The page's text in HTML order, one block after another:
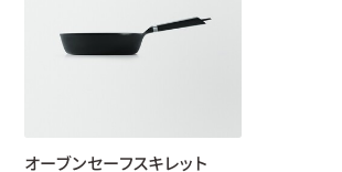
オーブンセーフスキレット